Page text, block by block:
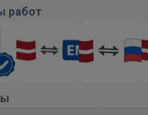
работ